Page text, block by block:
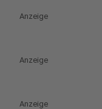
Anzeige
Anzeige
Anzeige